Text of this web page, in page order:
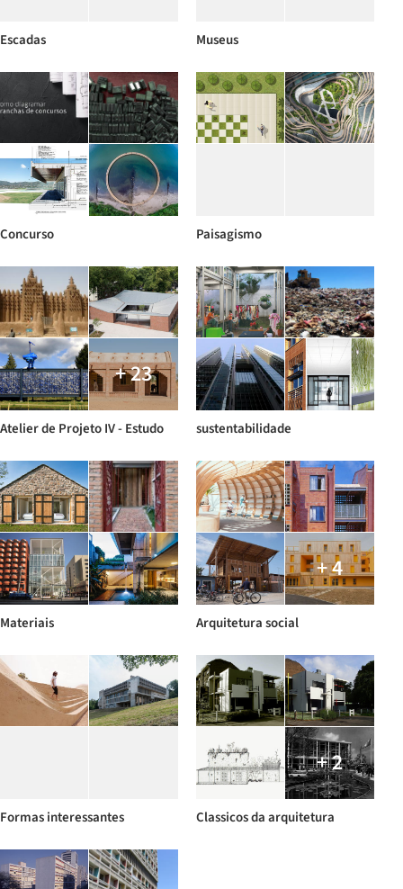
Escadas Museus
Concurso Paisagismo
+ 23
Atelier de Projeto IV - Estudo sustentabilidade
Materiais
+ 4
Arquitetura social
Formas interessantes
+ 2
Classicos da arquitetura